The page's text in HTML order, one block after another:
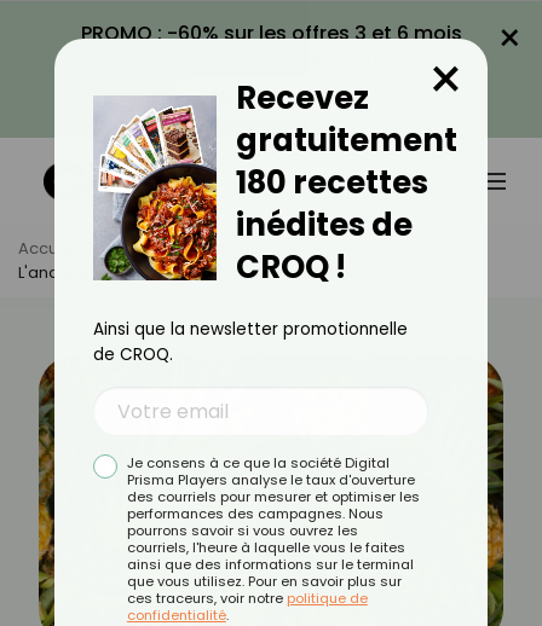
PROMO : -60% sur les offres 3 et 6 mois
VOIR LA PROMO
×
Accueil Actus
Alimentation
L'ananas : Tout Savoir Sur Les Bienfaites De Ce Fruit
Recevez
gratuitement
180 recettes
inédites de
CROQ !
×
Ainsi que la newsletter promotionnelle
de CROQ.
Je consens à ce que la société Digital
Prisma Players analyse le taux d'ouverture
des courriels pour mesurer et optimiser les
performances des campagnes. Nous
pourrons savoir si vous ouvrez les
courriels, l'heure à laquelle vous le faites
ainsi que des informations sur le terminal
que vous utilisez. Pour en savoir plus sur
ces traceurs, voir notre politique de
confidentialité.